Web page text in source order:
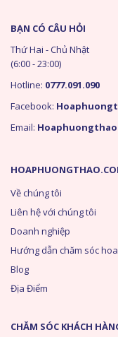
Về chúng tôi
Liên hệ với chúng tôi
Doanh nghiệp
Hướng dẫn chăm sóc hoa
Blog
Địa Điểm
CHĂM SÓC KHÁCH
BẠN CÓ CÂU HỎI
Thứ Hai - Chủ Nhật
(6:00 - 23:00)
Hotline: 0777.091.090
Facebook:
Email: Hoaphuongthao